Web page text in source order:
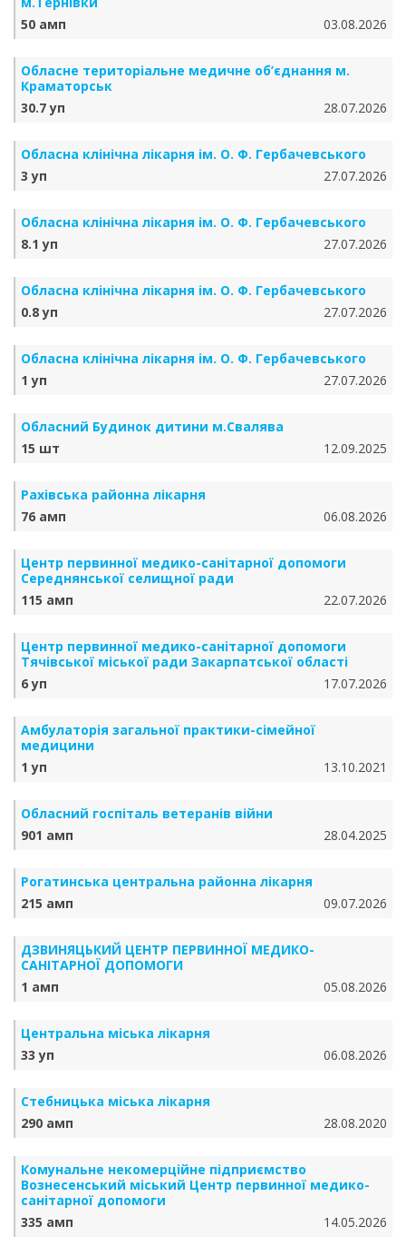
50 амп
03.08.2026
Обласне територіальне медичне об’єднання м.
Краматорськ
30.7 уп
28.07.2026
Обласна клінічна лікарня ім. О. Ф. Гербачевського
3 уп
27.07.2026
Обласна клінічна лікарня ім. О. Ф. Гербачевського
8.1 уп
27.07.2026
Обласна клінічна лікарня ім. О. Ф. Гербачевського
0.8 уп
27.07.2026
Обласна клінічна лікарня ім. О. Ф. Гербачевського
1 уп
27.07.2026
Обласний Будинок дитини м.Свалява
15 шт
12.09.2025
Рахівська районна лікарня
76 амп
06.08.2026
Центр первинної медико-санітарної допомоги
Середнянської селищної ради
115 амп
22.07.2026
Центр первинної медико-санітарної допомоги
Тячівської міської ради Закарпатської області
6 уп
17.07.2026
Амбулаторія загальної практики-сімейної
медицини
1 уп
13.10.2021
Обласний госпіталь ветеранів війни
901 амп
28.04.2025
Рогатинська центральна районна лікарня
215 амп
09.07.2026
ДЗВИНЯЦЬКИЙ ЦЕНТР ПЕРВИННОЇ МЕДИКО-
САНІТАРНОЇ ДОПОМОГИ
1 амп
05.08.2026
Центральна міська лікарня
33 уп
06.08.2026
Стебницька міська лікарня
290 амп
28.08.2020
Комунальне некомерційне підприємство
Вознесенський міський Центр первинної медико-
санітарної допомоги
335 амп
14.05.2026